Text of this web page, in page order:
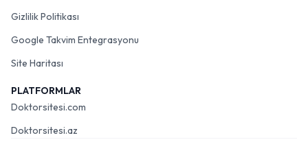
Gizlilik Politikası
Google Takvim Entegrasyonu
Site Haritası
PLATFORMLAR
Doktorsitesi.com
Doktorsitesi.az